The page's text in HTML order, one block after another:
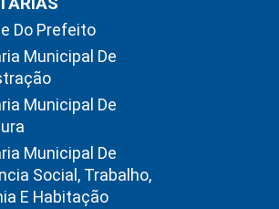
Do Prefeito
Municipal De
Municipal De
Municipal De
Social, Trabalho,
E Habitação